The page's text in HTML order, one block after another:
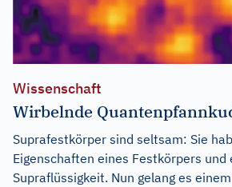
Wissenschaft
Wirbelnde
Suprafestkörper sind seltsam: Sie
Eigenschaften eines Festkörpers und
Supraflüssigkeit. Nun gelang es